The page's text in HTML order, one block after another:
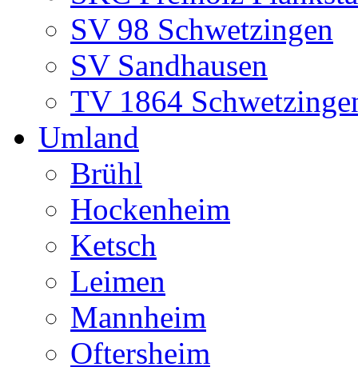
SV 98 Schwetzingen
SV Sandhausen
TV 1864
Umland
Brühl
Hockenheim
Ketsch
Leimen
Mannheim
Oftersheim